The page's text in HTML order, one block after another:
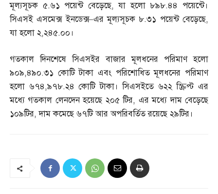
মূল্যসূচক ৫.৬১ পয়েন্ট বেড়েছে,যা হলো ৮৯৮.৪৪ পয়েন্টে।
সিএসই এসমেক্স ইনডেক্স–এর মূল্যসূচক ৮.৩১ পয়েন্ট বেড়েছে,
যা হলো ২,২৪৫.০০।
গতকাল দিনশেষে সিএসইর বাজার মূলধনের পরিমাণ হলো
৯০৯,৪৯০.৩১ কোটি টাকা এবং পরিশোধিত মূলধনের পরিমাণ
হলো ৬৭৪,৯৭৮.২৪ কোটি টাকা। সিএসইতে ৬২২ স্ক্রিপ্ট এর
মধ্যে গতকাল লেনদেন হয়েছে ২০৫ টির, এর মধ্যে দাম বেড়েছে
১০৯টির,দাম কমেছে ৬৭টি আর অপরিবর্তিত রয়েছে ২৯টির।